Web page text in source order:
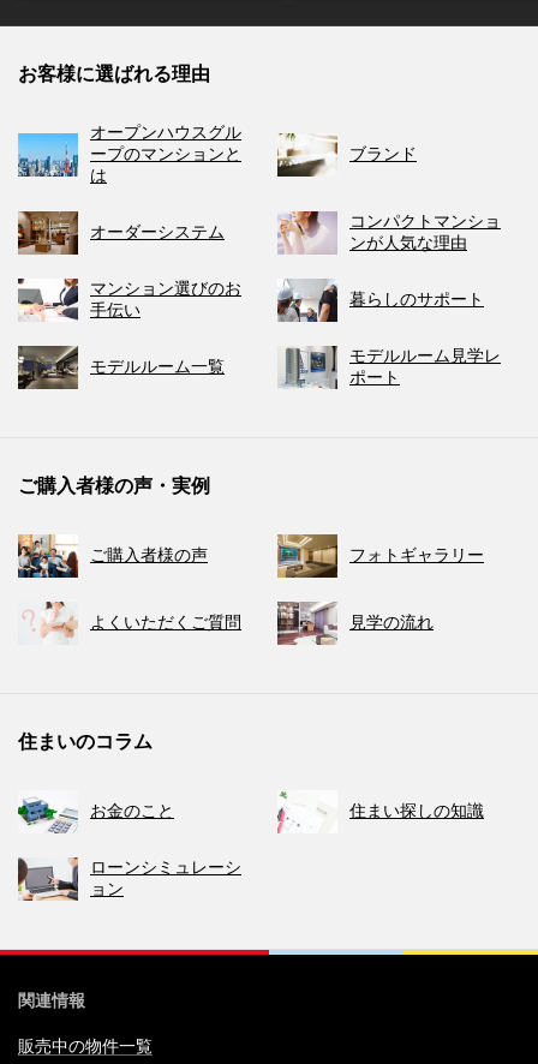
お客様に選ばれる理由
オープンハウスグル
ープのマンションと
は
ブランド
オーダーシステム
コンパクトマンショ
ンが人気な理由
マンション選びのお
手伝い
暮らしのサポート
モデルルーム一覧
モデルルーム見学レ
ポート
ご購入者様の声・実例
ご購入者様の声 フォトギャラリー
よくいただくご質問 見学の流れ
住まいのコラム
お金のこと 住まい探しの知識
ローンシミュレーシ
ョン
関連情報
販売中の物件一覧